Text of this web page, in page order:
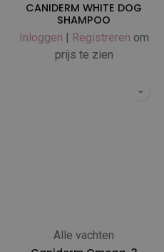
CANIDERM WHITE DOG
SHAMPOO
Inloggen | Registreren om
prijs te zien
Alle vachten